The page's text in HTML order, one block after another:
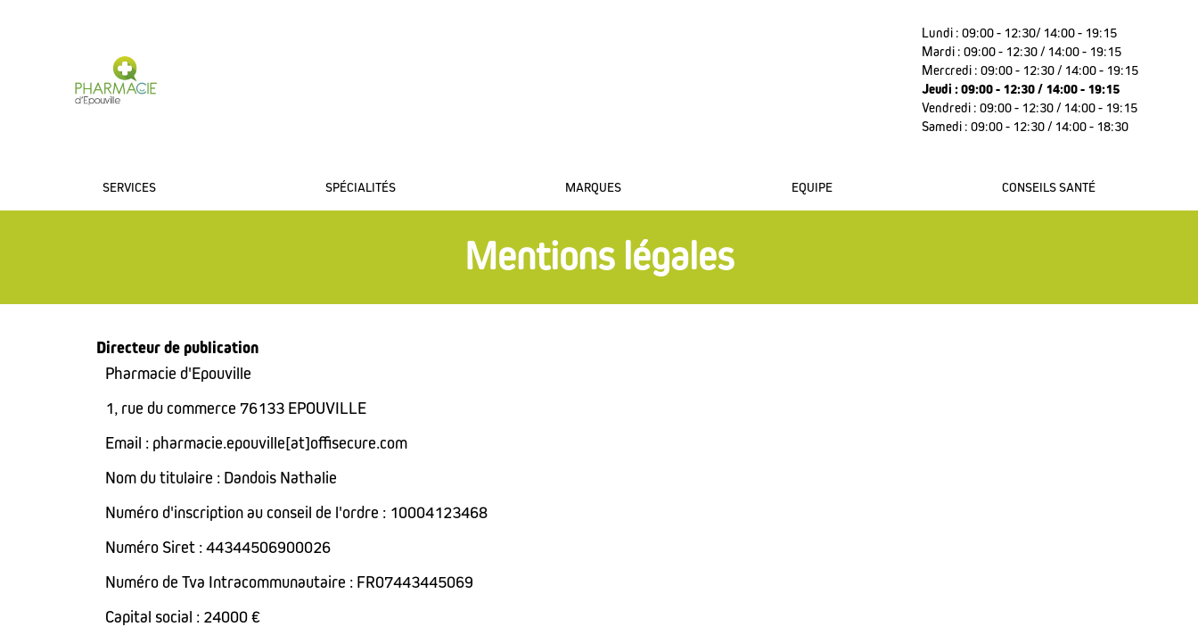
Lundi : 09:00 - 12:30/ 14:00 - 19:15
Mardi : 09:00 - 12:30 / 14:00 - 19:15
Mercredi : 09:00 - 12:30 / 14:00 - 19:15
Jeudi : 09:00 - 12:30 / 14:00 - 19:15
Vendredi : 09:00 - 12:30 / 14:00 - 19:15
Samedi : 09:00 - 12:30 / 14:00 - 18:30
SERVICES SPÉCIALITÉS MARQUES EQUIPE CONSEILS SANTÉ
Mentions légales
Directeur de publication
Pharmacie d'Epouville
1, rue du commerce 76133 EPOUVILLE
Email : pharmacie.epouville[at]offisecure.com
Nom du titulaire : Dandois Nathalie
Numéro d'inscription au conseil de l'ordre : 10004123468
Numéro Siret : 44344506900026
Numéro de Tva Intracommunautaire : FR07443445069
Capital social : 24000 €